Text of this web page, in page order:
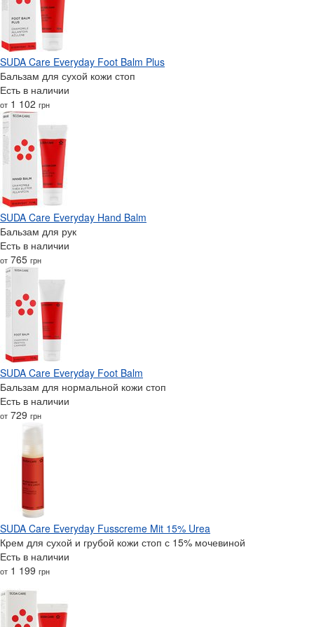
SUDA Care Everyday Foot Balm Plus
Бальзам для сухой кожи стоп
Есть в наличии
от 1 102 грн
SUDA Care Everyday Hand Balm
Бальзам для рук
Есть в наличии
от 765 грн
SUDA Care Everyday Foot Balm
Бальзам для нормальной кожи стоп
Есть в наличии
от 729 грн
SUDA Care Everyday Fusscreme Mit 15% Urea
Крем для сухой и грубой кожи стоп с 15% мочевиной
Есть в наличии
от 1 199 грн